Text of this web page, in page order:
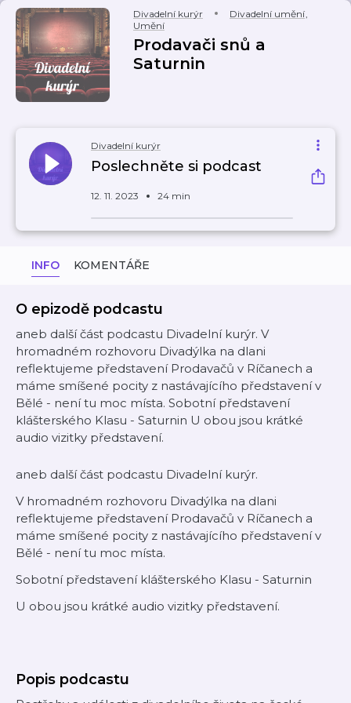
Divadelní kurýr Divadelní umění,
Umění
Prodavači snů a
Saturnin
Divadelní kurýr
Poslechněte si podcast
12. 11. 2023 24 min
INFO KOMENTÁŘE
O epizodě podcastu
aneb další část podcastu Divadelní kurýr. V
hromadném rozhovoru Divadýlka na dlani
reflektujeme představení Prodavačů v Ríčanech a
máme smíšené pocity z nastávajícího představení v
Bělé - není tu moc místa. Sobotní představení
klášterského Klasu - Saturnin U obou jsou krátké
audio vizitky představení.
aneb další část podcastu Divadelní kurýr.
V hromadném rozhovoru Divadýlka na dlani
reflektujeme představení Prodavačů v Ríčanech a
máme smíšené pocity z nastávajícího představení v
Bělé - není tu moc místa.
Sobotní představení klášterského Klasu - Saturnin
U obou jsou krátké audio vizitky představení.
Popis podcastu